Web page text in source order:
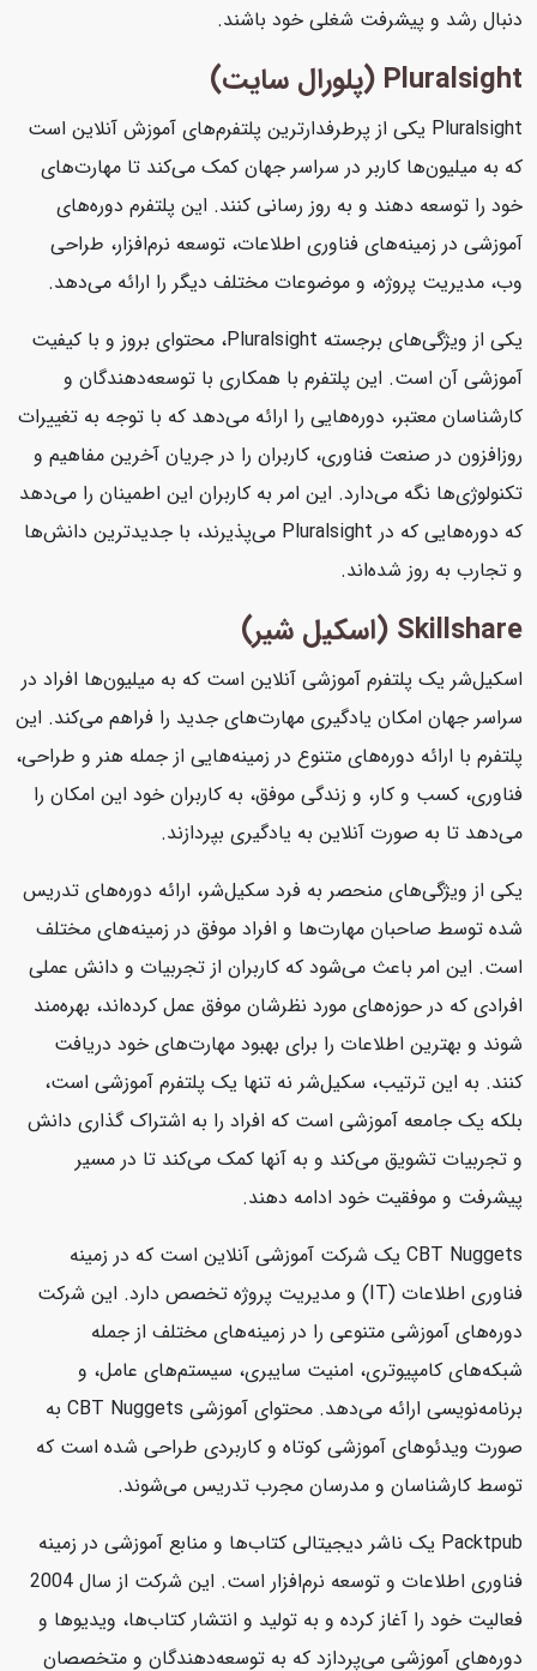
دنبال رشد و پیشرفت شغلی خود باشند.
Pluralsight (پلورال سایت)
Pluralsight یکی از پرطرفدارترین پلتفرم‌های آموزش آنلاین است
که به میلیون‌ها کاربر در سراسر جهان کمک می‌کند تا مهارت‌های
خود را توسعه دهند و به روز رسانی کنند. این پلتفرم دوره‌های
آموزشی در زمینه‌های فناوری اطلاعات، توسعه نرم‌افزار، طراحی
وب، مدیریت پروژه، و موضوعات مختلف دیگر را ارائه می‌دهد.
یکی از ویژگی‌های برجسته Pluralsight، محتوای بروز و با کیفیت
آموزشی آن است. این پلتفرم با همکاری با توسعه‌دهندگان و
کارشناسان معتبر، دوره‌هایی را ارائه می‌دهد که با توجه به تغییرات
روزافزون در صنعت فناوری، کاربران را در جریان آخرین مفاهیم و
تکنولوژی‌ها نگه می‌دارد. این امر به کاربران این اطمینان را می‌دهد
که دوره‌هایی که در Pluralsight می‌پذیرند، با جدیدترین دانش‌ها
و تجارب به روز شده‌اند.
Skillshare (اسکیل شیر)
اسکیل‌شر یک پلتفرم آموزشی آنلاین است که به میلیون‌ها افراد در
سراسر جهان امکان یادگیری مهارت‌های جدید را فراهم می‌کند. این
پلتفرم با ارائه دوره‌های متنوع در زمینه‌هایی از جمله هنر و طراحی،
فناوری، کسب و کار، و زندگی موفق، به کاربران خود این امکان را
می‌دهد تا به صورت آنلاین به یادگیری بپردازند.
یکی از ویژگی‌های منحصر به فرد سکیل‌شر، ارائه دوره‌های تدریس
شده توسط صاحبان مهارت‌ها و افراد موفق در زمینه‌های مختلف
است. این امر باعث می‌شود که کاربران از تجربیات و دانش عملی
افرادی که در حوزه‌های مورد نظرشان موفق عمل کرده‌اند، بهره‌مند
شوند و بهترین اطلاعات را برای بهبود مهارت‌های خود دریافت
کنند. به این ترتیب، سکیل‌شر نه تنها یک پلتفرم آموزشی است،
بلکه یک جامعه آموزشی است که افراد را به اشتراک گذاری دانش
و تجربیات تشویق می‌کند و به آنها کمک می‌کند تا در مسیر
پیشرفت و موفقیت خود ادامه دهند.
CBT Nuggets یک شرکت آموزشی آنلاین است که در زمینه
فناوری اطلاعات (IT) و مدیریت پروژه تخصص دارد. این شرکت
دوره‌های آموزشی متنوعی را در زمینه‌های مختلف از جمله
شبکه‌های کامپیوتری، امنیت سایبری، سیستم‌های عامل، و
برنامه‌نویسی ارائه می‌دهد. محتوای آموزشی CBT Nuggets به
صورت ویدئوهای آموزشی کوتاه و کاربردی طراحی شده است که
توسط کارشناسان و مدرسان مجرب تدریس می‌شوند.
Packtpub یک ناشر دیجیتالی کتاب‌ها و منابع آموزشی در زمینه
فناوری اطلاعات و توسعه نرم‌افزار است. این شرکت از سال 2004
فعالیت خود را آغاز کرده و به تولید و انتشار کتاب‌ها، ویدیوها و
دوره‌های آموزشی می‌پردازد که به توسعه‌دهندگان و متخصصان